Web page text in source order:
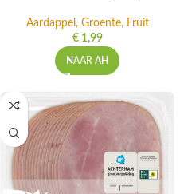
Aardappel, Groente, Fruit
€1,99
NAAR AH